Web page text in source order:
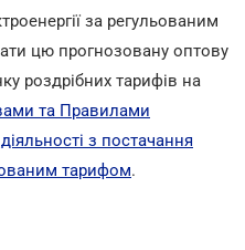
за регульованим
цю прогнозовану оптову
роздрібних тарифів на
та Правилами
з постачання
тарифом.